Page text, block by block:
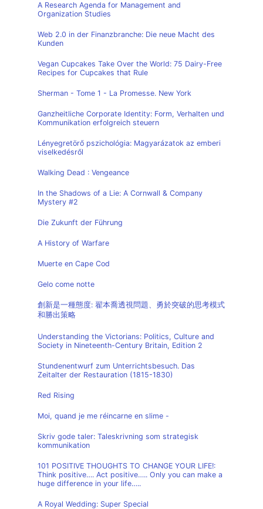
A Research Agenda for Management and
Organization Studies
Web 2.0 in der Finanzbranche: Die neue Macht des
Kunden
Vegan Cupcakes Take Over the World: 75 Dairy-Free
Recipes for Cupcakes that Rule
Sherman - Tome 1 - La Promesse. New York
Ganzheitliche Corporate Identity: Form, Verhalten und
Kommunikation erfolgreich steuern
Lényegretörő pszichológia: Magyarázatok az emberi
viselkedésről
Walking Dead : Vengeance
In the Shadows of a Lie: A Cornwall & Company
Mystery #2
Die Zukunft der Führung
A History of Warfare
Muerte en Cape Cod
Gelo come notte
創新是一種態度: 翟本喬透視問題、勇於突破的思考模式
和勝出策略
Understanding the Victorians: Politics, Culture and
Society in Nineteenth-Century Britain, Edition 2
Stundenentwurf zum Unterrichtsbesuch. Das
Zeitalter der Restauration (1815-1830)
Red Rising
Moi, quand je me réincarne en slime -
Skriv gode taler: Taleskrivning som strategisk
kommunikation
101 POSITIVE THOUGHTS TO CHANGE YOUR LIFE!:
Think positive…. Act positive….. Only you can make a
huge difference in your life…..
A Royal Wedding: Super Special